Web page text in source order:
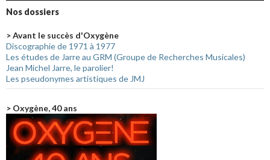
Nos dossiers
> Avant le succès d'Oxygène
Discographie de 1971 à 1977
Les études de Jarre au GRM (Groupe de Recherches Musicales)
Jean Michel Jarre, le parolier!
Les pseudonymes artistiques de JMJ
> Oxygène, 40 ans